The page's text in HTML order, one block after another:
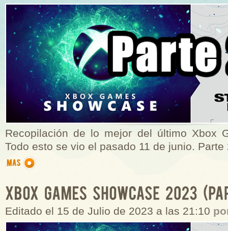
Recopilación de lo mejor del último Xbox
Todo esto se vio el pasado 11 de junio. Parte
Editado el 15 de Julio de 2023 a las 21:10